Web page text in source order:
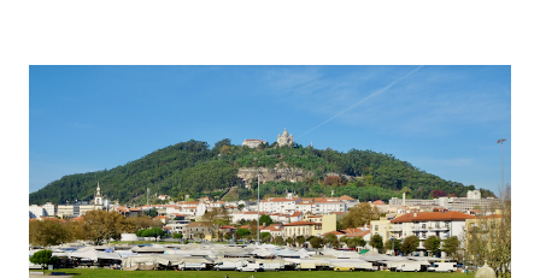
subterrâneos. O Parque da Estação Viana Shopping é grátis de
2ª a 5ª feira a partir das 20:00 (DIAS ÚTEIS)